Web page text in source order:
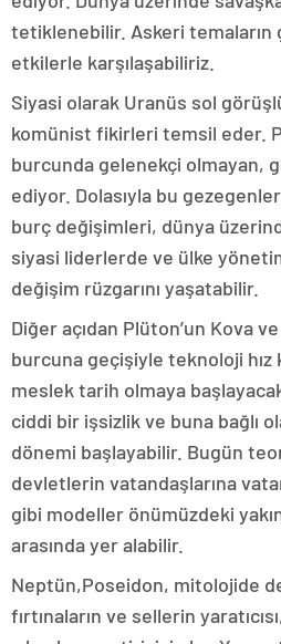
tetiklenebilir. Askeri temaların
etkilerle karşılaşabiliriz.
Siyasi olarak Uranüs sol
komünist fikirleri temsil eder.
burcunda gelenekçi olmayan,
ediyor. Dolasıyla bu
burç değişimleri, dünya
siyasi liderlerde ve ülke
değişim rüzgarını yaşatabilir.
Diğer açıdan Plüton’un Kova
burcuna geçişiyle teknoloji hız
meslek tarih olmaya
ciddi bir işsizlik ve buna bağlı
dönemi başlayabilir. Bugün
devletlerin vatandaşlarına
gibi modeller önümüzdeki
arasında yer alabilir.
Neptün,Poseidon, mitolojide
fırtınaların ve sellerin